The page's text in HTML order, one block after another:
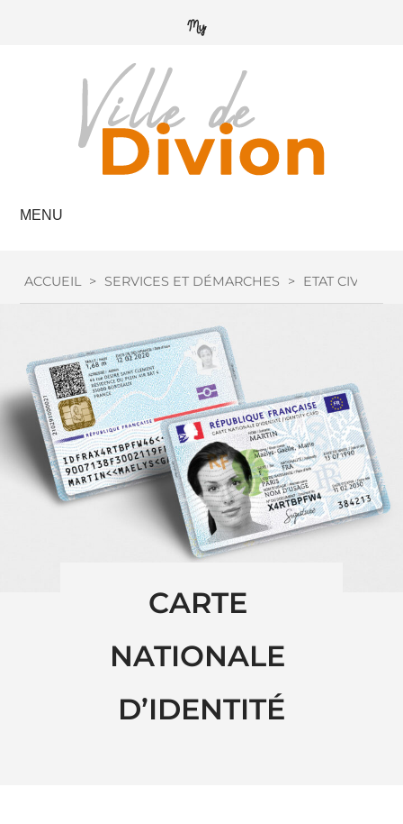
MENU
ACCUEIL > SERVICES ET DÉMARCHES > ETAT CIVIL
CARTE
NATIONALE
D’IDENTITÉ